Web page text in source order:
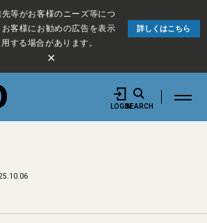
等がお客様のニーズ等につ
客様にお勧めの広告を表示
する場合があります。
詳しくはこちら
×
LOGINSEARCH